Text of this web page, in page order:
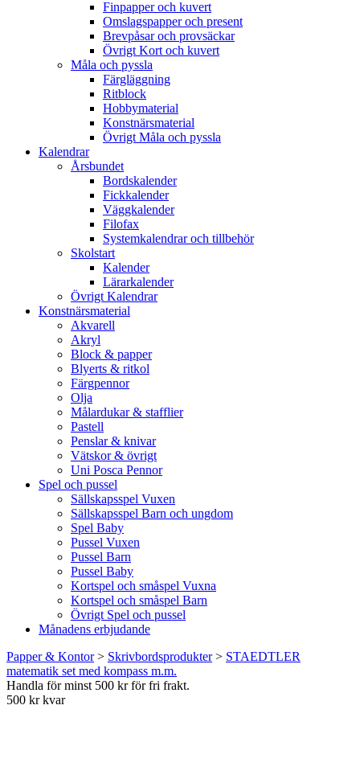
Finpapper och kuvert
Omslagspapper och present
Brevpåsar och provsäckar
Övrigt Kort och kuvert
Måla och pyssla
Färgläggning
Ritblock
Hobbymaterial
Konstnärsmaterial
Övrigt Måla och pyssla
Kalendrar
Årsbundet
Bordskalender
Fickkalender
Väggkalender
Filofax
Systemkalendrar och tillbehör
Skolstart
Kalender
Lärarkalender
Övrigt Kalendrar
Konstnärsmaterial
Akvarell
Akryl
Block & papper
Blyerts & ritkol
Färgpennor
Olja
Målardukar & stafflier
Pastell
Penslar & knivar
Vätskor & övrigt
Uni Posca Pennor
Spel och pussel
Sällskapsspel Vuxen
Sällskapsspel Barn och ungdom
Spel Baby
Pussel Vuxen
Pussel Barn
Pussel Baby
Kortspel och småspel Vuxna
Kortspel och småspel Barn
Övrigt Spel och pussel
Månadens erbjudande
Papper & Kontor> Skrivbordsprodukter> STAEDTLER
matematik set med kompass m.m.
Handla för minst 500 kr för fri frakt.
500 kr kvar